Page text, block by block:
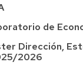
de
Dirección,
2026